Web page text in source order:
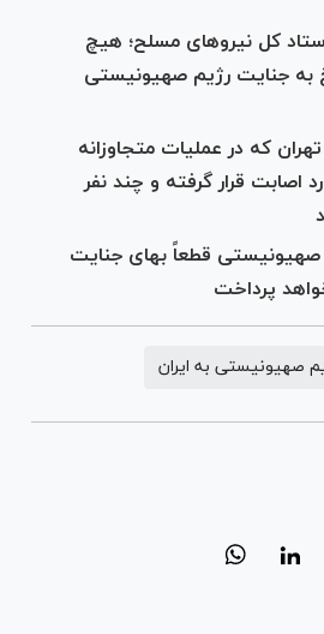
اطلاعیه شماره ۲ ستاد کل نیرو‌های مسلح؛ هیچ
به جنایت رژیم صهیونیستی
که در عملیات متجاوزانه
اصابت قرار گرفته و چند نفر
صهیونیستی قطعاً بهای جنایت
پرداخت
صهیونیستی به ایران